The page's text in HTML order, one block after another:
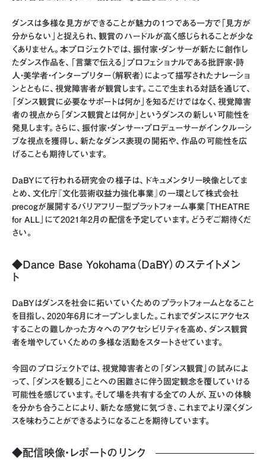
ダンスは多様な見方ができることが魅力の1つである一方で「見方が
分からない」と捉えられ、観賞のハードルが高く感じられることが少な
くありません。本プロジェクトでは、振付家・ダンサーが新たに創作し
たダンス作品を、「言葉で伝える」プロフェショナルである批評家・詩
人・美学者・インタープリター（解釈者）によって描写されたナレーショ
ンとともに、視覚障害者が観賞します。ここで生まれる対話を通じて、
「ダンス観賞に必要なサポートは何か」を知るだけではなく、視覚障害
者の視点から「ダンス観賞とは何か」というダンスの新しい可能性を
発見します。さらに、振付家・ダンサー・プロデューサーがインクルーシ
ブな視点を獲得し、新たなダンス表現の開拓や、作品の可能性を広
げることも期待しています。
DaBYにて行われる研究会の様子は、ドキュメンタリー映像としてま
とめ、文化庁『文化芸術収益力強化事業』の一環として株式会社
precogが展開するバリアフリー型プラットフォーム事業「THEATRE
for ALL」にて2021年2月の配信を予定しています。どうぞご期待くだ
さい。
◆Dance Base Yokohama（DaBY）のステイトメン
ト
DaBYはダンスを社会に拓いていくためのプラットフォームとなること
を目指し、2020年6月にオープンしました。これまでダンスにアクセス
することの難しかった方々へのアクセシビリティを高め、ダンス観賞
者を増やしていくための多様な活動をスタートさせています。
今回のプロジェクトでは、視覚障害者との「ダンス観賞」の試みによ
って、「ダンスを観る」ことへの困難さに伴う固定観念を覆していける
可能性を感じています。そして場を共有する全ての人が、互いの体験
を分かち合うことにより、新たな感覚に気づき、これまでより深くダン
スを味わうことができるようになることを期待しています。
◆配信映像・レポートのリンク